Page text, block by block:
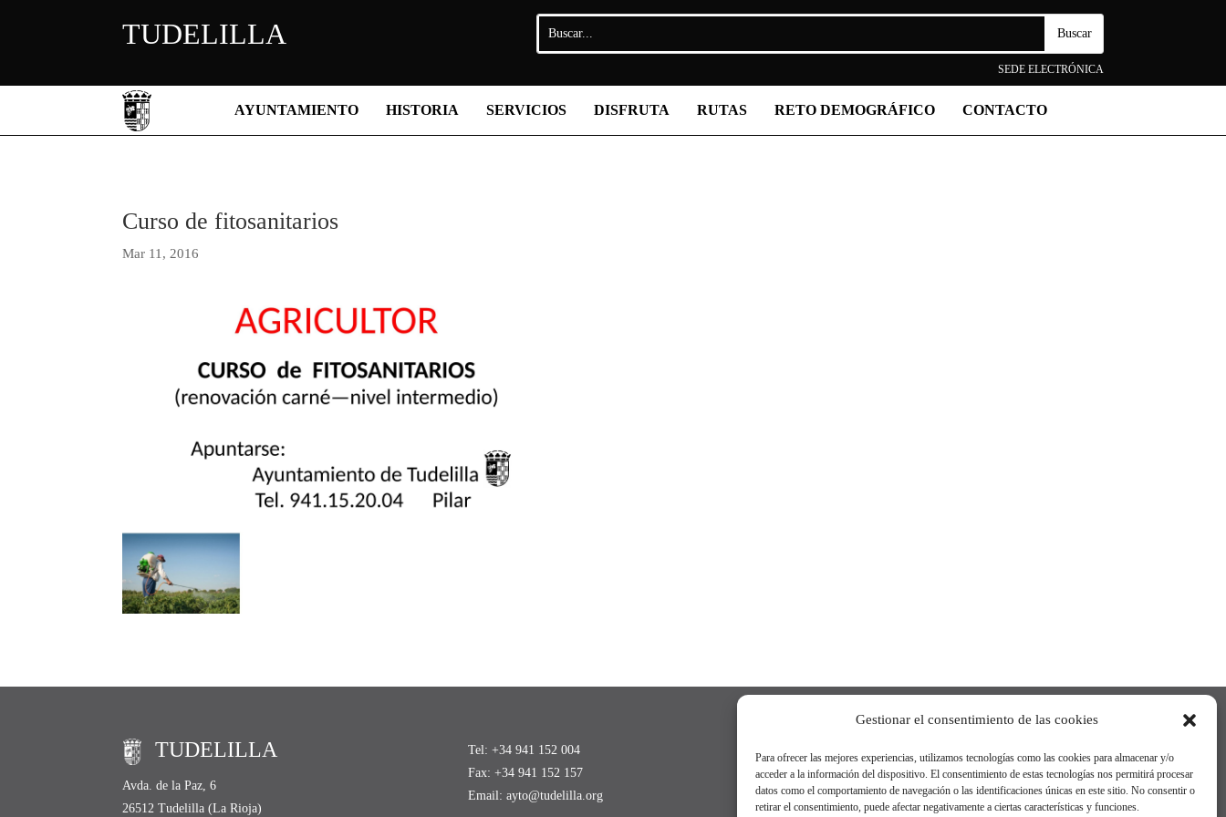
Gestionar el consentimiento de las cookies
Para ofrecer las mejores experiencias, utilizamos tecnologías como las cookies para almacenar y/o
acceder a la información del dispositivo. El consentimiento de estas tecnologías nos permitirá procesar
datos como el comportamiento de navegación o las identificaciones únicas en este sitio. No consentir o
retirar el consentimiento, puede afectar negativamente a ciertas características y funciones.
TUDELILLA
SEDE ELECTRÓNICA
AYUNTAMIENTO HISTORIA SERVICIOS DISFRUTA RUTAS RETO DEMOGRÁFICO CONTACTO
Curso de fitosanitarios
Mar 11, 2016
TUDELILLA
Avda. de la Paz, 6
26512 Tudelilla (La Rioja)
Tel: +34 941 152 004
Fax: +34 941 152 157
Email: ayto@tudelilla.org